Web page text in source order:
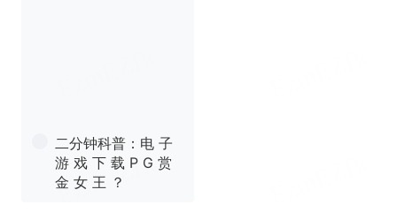
二分钟科普：电 子
游 戏 下 载 P G 赏
金 女 王 ？